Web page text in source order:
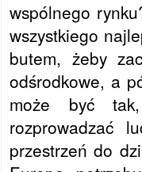
wspólnego
wszystkiego
butem, żeby
odśrodkowe, a
może być tak,
rozprowadzać
przestrzeń do